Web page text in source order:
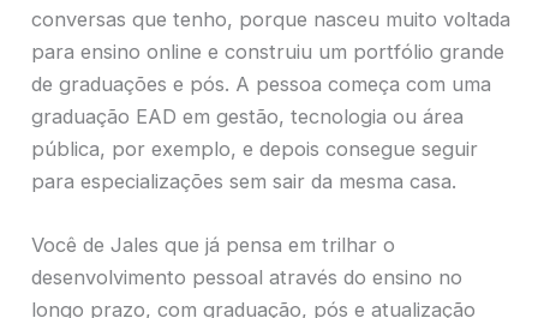
conversas que tenho, porque nasceu muito voltada
para ensino online e construiu um portfólio grande
de graduações e pós. A pessoa começa com uma
graduação EAD em gestão, tecnologia ou área
pública, por exemplo, e depois consegue seguir
para especializações sem sair da mesma casa.
Você de Jales que já pensa em trilhar o
desenvolvimento pessoal através do ensino no
longo prazo, com graduação, pós e atualização